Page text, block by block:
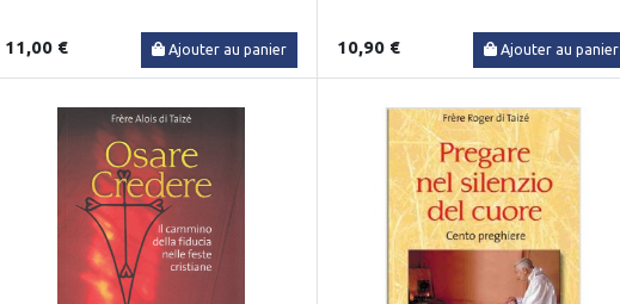
11,00 € Ajouter au panier 10,90 € Ajouter au panier